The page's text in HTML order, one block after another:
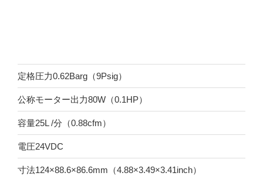
定格圧力0.62Barg（9Psig）
公称モーター出力80W（0.1HP）
容量25L /分（0.88cfm）
電圧24VDC
寸法124×88.6×86.6mm（4.88×3.49×3.41inch）